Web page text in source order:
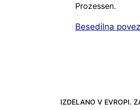
Prozessen.
Besedilna
IZDELANO V EVROPI.